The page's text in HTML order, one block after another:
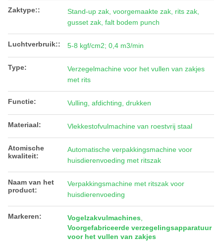
Zaktype::
Stand-up zak, voorgemaakte zak, rits zak,
gusset zak, falt bodem punch
Luchtverbruik:: 5-8 kgf/cm2; 0,4 m3/min
Type:
Verzegelmachine voor het vullen van zakjes
met rits
Functie: Vulling, afdichting, drukken
Materiaal: Vlekkestofvulmachine van roestvrij staal
Atomische
kwaliteit:
Automatische verpakkingsmachine voor
huisdierenvoeding met ritszak
Naam van het
product:
Verpakkingsmachine met ritszak voor
huisdierenvoeding
Markeren: Vogelzakvulmachines
Voorgefabriceerde verzegelingsapparatuur
voor het vullen van zakjes